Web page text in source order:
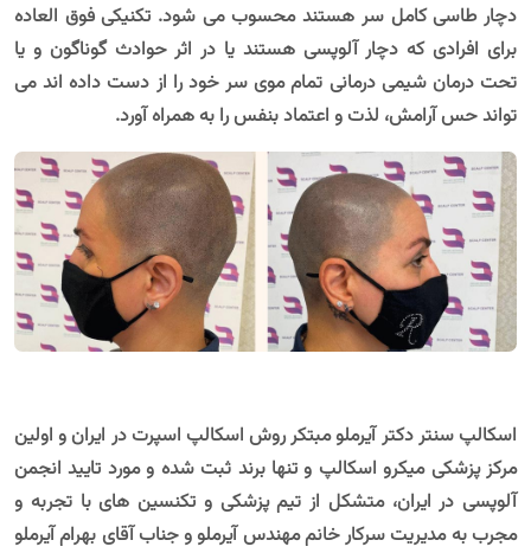
دچار طاسی کامل سر هستند محسوب می شود. تکنیکی فوق العاده
برای افرادی که دچار آلوپسی هستند یا در اثر حوادث گوناگون و یا
تحت درمان شیمی درمانی تمام موی سر خود را از دست داده اند می
تواند حس آرامش، لذت و اعتماد بنفس را به همراه آورد.
اسکالپ سنتر دکتر آیرملومبتکر روش اسکالپ اسپرت در ایران و اولین
مرکز پزشکی میکرو اسکالپ و تنها برند ثبت شده و مورد تایید انجمن
آلوپسی در ایران، متشکل از تیم پزشکی و تکنسین های با تجربه و
مجرب به مدیریت سرکار خانم مهندس آیرملو و جناب آقای بهرام آیرملو